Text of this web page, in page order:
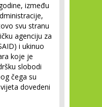
između
svu stranu
agenciju za
i ukinuo
koje je
slobodi
čega su
dovedeni